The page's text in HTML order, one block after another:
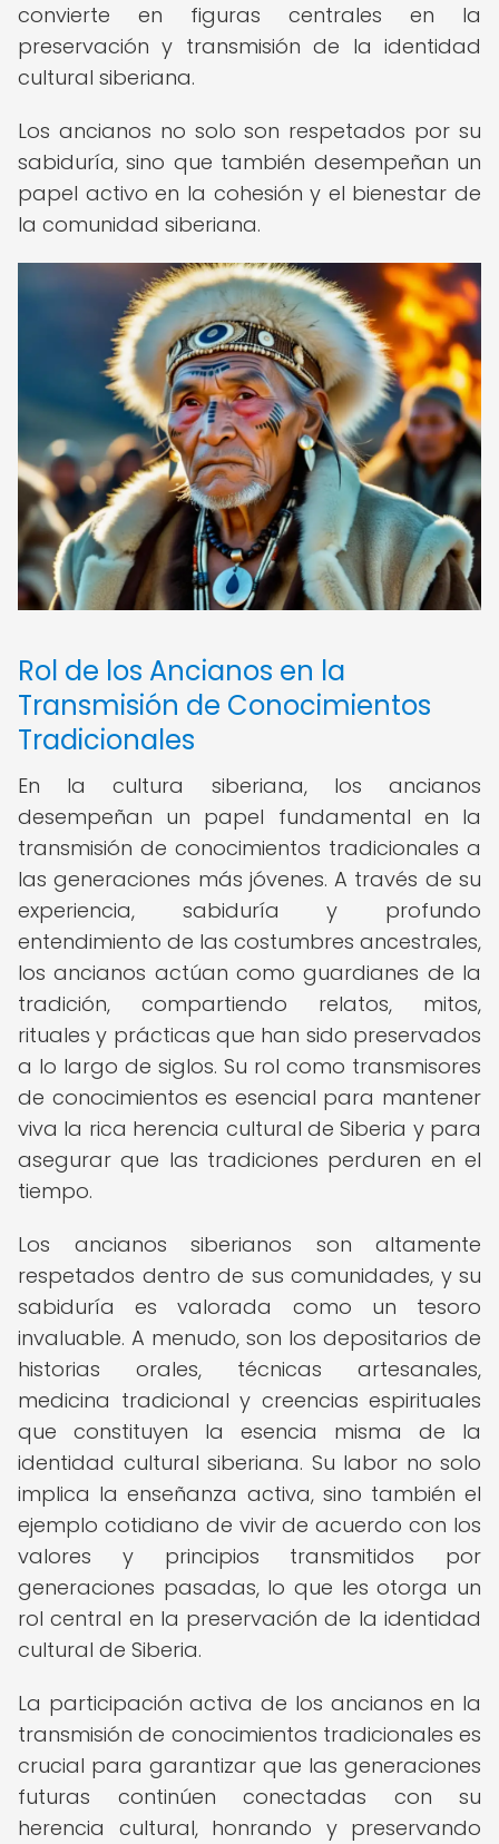
convierte en figuras centrales en la
preservación y transmisión de la identidad
cultural siberiana.
Los ancianos no solo son respetados por su
sabiduría, sino que también desempeñan un
papel activo en la cohesión y el bienestar de
la comunidad siberiana.
Rol de los Ancianos en la
Transmisión de Conocimientos
Tradicionales
En la cultura siberiana, los ancianos
desempeñan un papel fundamental en la
transmisión de conocimientos tradicionales a
las generaciones más jóvenes. A través de su
experiencia, sabiduría y profundo
entendimiento de las costumbres ancestrales,
los ancianos actúan como guardianes de la
tradición, compartiendo relatos, mitos,
rituales y prácticas que han sido preservados
a lo largo de siglos. Su rol como transmisores
de conocimientos es esencial para mantener
viva la rica herencia cultural de Siberia y para
asegurar que las tradiciones perduren en el
tiempo.
Los ancianos siberianos son altamente
respetados dentro de sus comunidades, y su
sabiduría es valorada como un tesoro
invaluable. A menudo, son los depositarios de
historias orales, técnicas artesanales,
medicina tradicional y creencias espirituales
que constituyen la esencia misma de la
identidad cultural siberiana. Su labor no solo
implica la enseñanza activa, sino también el
ejemplo cotidiano de vivir de acuerdo con los
valores y principios transmitidos por
generaciones pasadas, lo que les otorga un
rol central en la preservación de la identidad
cultural de Siberia.
La participación activa de los ancianos en la
transmisión de conocimientos tradicionales es
crucial para garantizar que las generaciones
futuras continúen conectadas con su
herencia cultural, honrando y preservando